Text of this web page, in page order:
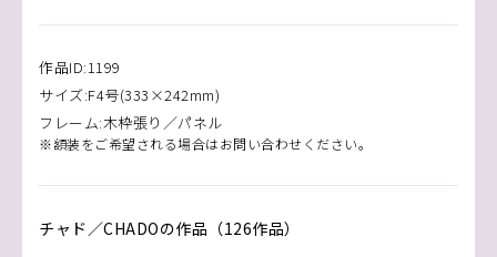
作品ID:1199
サイズ:F4号(333×242mm)
フレーム:木枠張り／パネル
※額装をご希望される場合はお問い合わせください。
チャド／CHADOの作品（126作品）